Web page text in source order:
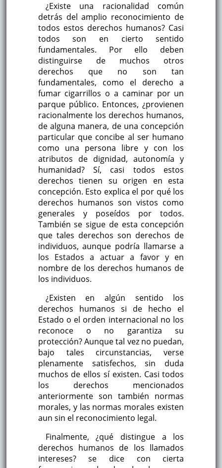
¿Existe una racionalidad común
detrás del amplio reconocimiento de
todos estos derechos humanos? Casi
todos son en cierto sentido
fundamentales. Por ello deben
distinguirse de muchos otros
derechos que no son tan
fundamentales, como el derecho a
fumar cigarrillos o a caminar por un
parque público. Entonces, ¿provienen
racionalmente los derechos humanos,
de alguna manera, de una concepción
particular que concibe al ser humano
como una persona libre y con los
atributos de dignidad, autonomía y
humanidad? Sí, casi todos estos
derechos tienen su origen en esta
concepción. Esto explica el por qué los
derechos humanos son vistos como
generales y poseídos por todos.
También se sigue de esta concepción
que tales derechos son derechos de
individuos, aunque podría llamarse a
los Estados a actuar a favor y en
nombre de los derechos humanos de
los individuos.
¿Existen en algún sentido los
derechos humanos si de hecho el
Estado o el orden internacional no los
reconoce o no garantiza su
protección? Aunque tal vez no puedan,
bajo tales circunstancias, verse
plenamente satisfechos, sin duda
muchos de ellos sí existen. Casi todos
los derechos mencionados
anteriormente son también normas
morales, y las normas morales existen
aun sin el reconocimiento legal.
Finalmente, ¿qué distingue a los
derechos humanos de los llamados
intereses? se dice con cierta